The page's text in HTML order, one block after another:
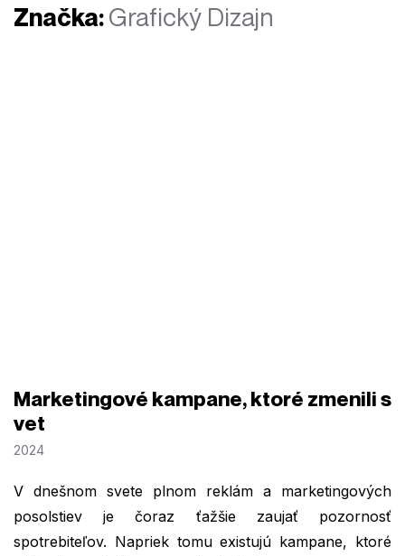
Značka:Grafický Dizajn
Marketingové kampane, ktoré zmenili s
vet
2024
V dnešnom svete plnom reklám a marketingových
posolstiev je čoraz ťažšie zaujať pozornosť
spotrebiteľov. Napriek tomu existujú kampane, ktoré